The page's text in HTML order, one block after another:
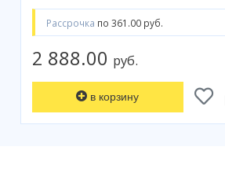
Рассрочка по 361.00 руб.
2 888.00 руб.
в корзину